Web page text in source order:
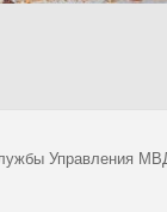
Управления